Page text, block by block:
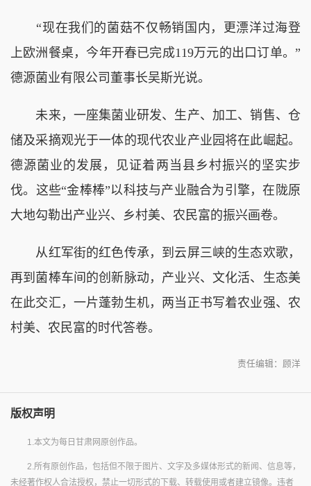
“现在我们的菌菇不仅畅销国内，更漂洋过海登
上欧洲餐桌，今年开春已完成119万元的出口订单。”
德源菌业有限公司董事长吴斯光说。
未来，一座集菌业研发、生产、加工、销售、仓
储及采摘观光于一体的现代农业产业园将在此崛起。
德源菌业的发展，见证着两当县乡村振兴的坚实步
伐。这些“金棒棒”以科技与产业融合为引擎，在陇原
大地勾勒出产业兴、乡村美、农民富的振兴画卷。
从红军街的红色传承，到云屏三峡的生态欢歌，
再到菌棒车间的创新脉动，产业兴、文化活、生态美
在此交汇，一片蓬勃生机，两当正书写着农业强、农
村美、农民富的时代答卷。
责任编辑：顾洋
版权声明
1.本文为每日甘肃网原创作品。
2.所有原创作品，包括但不限于图片、文字及多媒体形式的新闻、信息等，
未经著作权人合法授权，禁止一切形式的下载、转载使用或者建立镜像。违者